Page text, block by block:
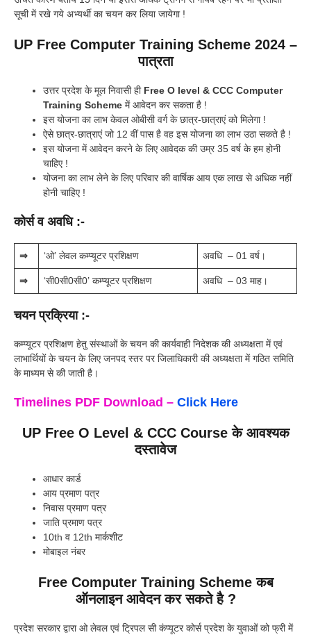
सूची में रखे गये अभ्यर्थी का चयन कर लिया जायेगा !
UP Free Computer Training Scheme 2024 –
पात्रता
उत्तर प्रदेश के मूल निवासी ही Free O level & CCC Computer
Training Scheme में आवेदन कर सकता है !
इस योजना का लाभ केवल ओबीसी वर्ग के छात्र-छात्राएं को मिलेगा !
ऐसे छात्र-छात्राएं जो 12 वीं पास है वह इस योजना का लाभ उठा सकते है !
इस योजना में आवेदन करने के लिए आवेदक की उम्र 35 वर्ष के हम होनी
चाहिए !
योजना का लाभ लेने के लिए परिवार की वार्षिक आय एक लाख से अधिक नहीं
होनी चाहिए !
कोर्स व अवधि :-
⇒ ‘ओ’ लेवल कम्प्यूटर प्रशिक्षण अवधि – 01 वर्ष।
⇒ ‘सी0सी0सी0’ कम्प्यूटर प्रशिक्षण अवधि – 03 माह।
चयन प्रक्रिया:-
कम्प्यूटर प्रशिक्षण हेतु संस्थाओं के चयन की कार्यवाही निदेशक की अध्यक्षता में एवं
लाभार्थियों के चयन के लिए जनपद स्तर पर जिलाधिकारी की अध्यक्षता में गठित समिति
के माध्यम से की जाती है।
Timelines PDF Download – Click Here
UP Free O Level & CCC Course के आवश्यक
दस्तावेज
आधार कार्ड
आय प्रमाण पत्र
निवास प्रमाण पत्र
जाति प्रमाण पत्र
10th व 12th मार्कशीट
मोबाइल नंबर
Free Computer Training Scheme कब
ऑनलाइन आवेदन कर सकते है ?
प्रदेश सरकार द्वारा ओ लेवल एवं ट्रिपल सी कंप्यूटर कोर्स प्रदेश के युवाओं को फ्री में